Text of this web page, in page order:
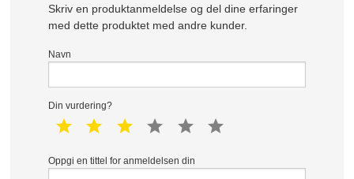
Skriv en produktanmeldelse og del dine erfaringer
med dette produktet med andre kunder.
Navn
Din vurdering?
1 star 2 star 3 star 4 star 5 star
Oppgi en tittel for anmeldelsen din